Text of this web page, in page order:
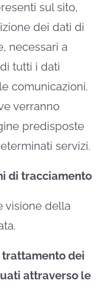
sul sito,
dei dati di
necessari a
tutti i dati
comunicazioni.
verranno
predisposte
servizi.
di tracciamento
visione della
dei
attraverso le